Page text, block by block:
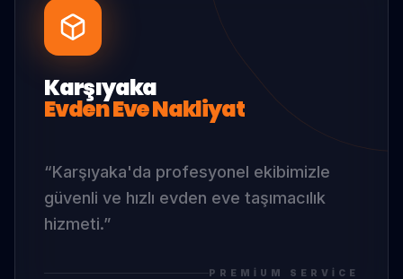
Karşıyaka
Evden Eve Nakliyat
“Karşıyaka'da profesyonel ekibimizle
güvenli ve hızlı evden eve taşımacılık
hizmeti.”
PREMIUM SERVICE